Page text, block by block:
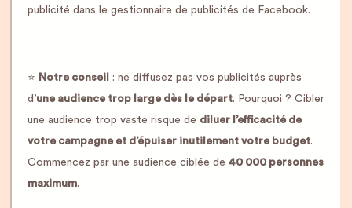
publicité dans le gestionnaire de publicités de Facebook.
⭐️ Notre conseil
: ne diffusez pas vos publicités auprès
d’une audience trop large dès le départ. Pourquoi ? Cibler
une audience trop vaste risque de diluer l’efficacité de
votre campagne et d’épuiser inutilement votre budget.
Commencez par une audience ciblée de 40 000 personnes
maximum.